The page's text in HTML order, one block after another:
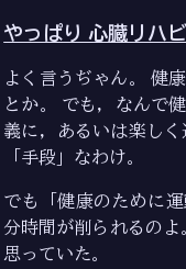
やっぱり 心臓リハ
よく言うぢゃん。 健
とか。 でも，なんで
義に，あるいは楽し
「手段」なわけ。
でも「健康のために
分時間が削られるの
思っていた。